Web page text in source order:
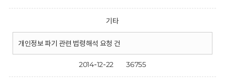
기타
개인정보 파기 관련 법령해석 요청 건
2014-12-22 36755